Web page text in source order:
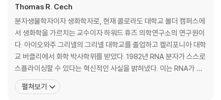
10장 RNA 대 RNA
11장 가위 들고 달리기: 크리스퍼 혁명
에필로그: RNA의 미래
감사의 글
용어 설명
찾아보기
Thomas R. Cech
분자생물학자이자 생화학자로, 현재 콜로라도 대학교 볼더 캠퍼스에
서 생화학을 가르치는 교수이자 하워드 휴즈 의학연구소의 연구원이
다. 아이오와주 그리넬의 그리넬 대학교를 졸업하고 캘리포니아 대학
교 버클리에서 화학 박사학위를 받았다. 1982년 RNA 분자가 스스로
스플라이싱할 수 있다는 혁신적인 사실을 밝혀냈다. 이는 RNA가 단
순한 유전 정보 운반체를 넘어 촉매 기능까지 수행할 수 있음을 최초
로 증명한 발견으로, 1989년 시드니 올트먼과 함께 노벨 화학상을
펼쳐보기